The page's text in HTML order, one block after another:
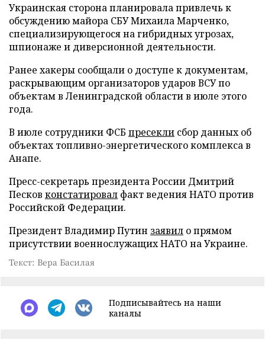
Украинская сторона планировала привлечь к
обсуждению майора СБУ Михаила Марченко,
специализирующегося на гибридных угрозах,
шпионаже и диверсионной деятельности.
Ранее хакеры сообщали о доступе к документам,
раскрывающим организаторов ударов ВСУ по
объектам в Ленинградской области в июле этого
года.
В июле сотрудники ФСБ пресекли сбор данных об
объектах топливно-энергетического комплекса в
Анапе.
Пресс-секретарь президента России Дмитрий
Песков констатировал факт ведения НАТО против
Российской Федерации.
Президент Владимир Путин заявил о прямом
присутствии военнослужащих НАТО на Украине.
Текст: Вера Басилая
Подписывайтесь на наши
каналы